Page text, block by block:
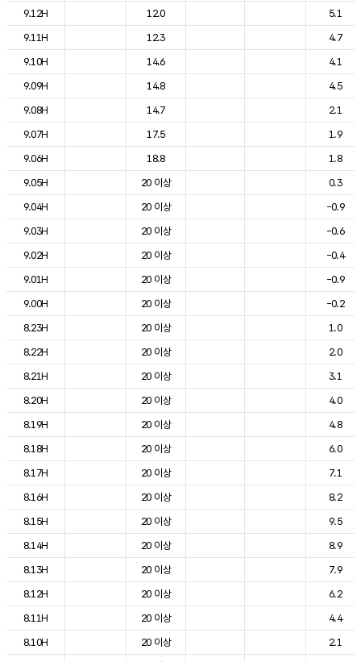
9.12H
12.0
5.1
9.11H
12.3
4.7
9.10H
14.6
4.1
9.09H
14.8
4.5
9.08H
14.7
2.1
9.07H
17.5
1.9
9.06H
18.8
1.8
9.05H
20 이상
0.3
9.04H
20 이상
-0.9
9.03H
20 이상
-0.6
9.02H
20 이상
-0.4
9.01H
20 이상
-0.9
9.00H
20 이상
-0.2
8.23H
20 이상
1.0
8.22H
20 이상
2.0
8.21H
20 이상
3.1
8.20H
20 이상
4.0
8.19H
20 이상
4.8
8.18H
20 이상
6.0
8.17H
20 이상
7.1
8.16H
20 이상
8.2
8.15H
20 이상
9.5
8.14H
20 이상
8.9
8.13H
20 이상
7.9
8.12H
20 이상
6.2
8.11H
20 이상
4.4
8.10H
20 이상
2.1